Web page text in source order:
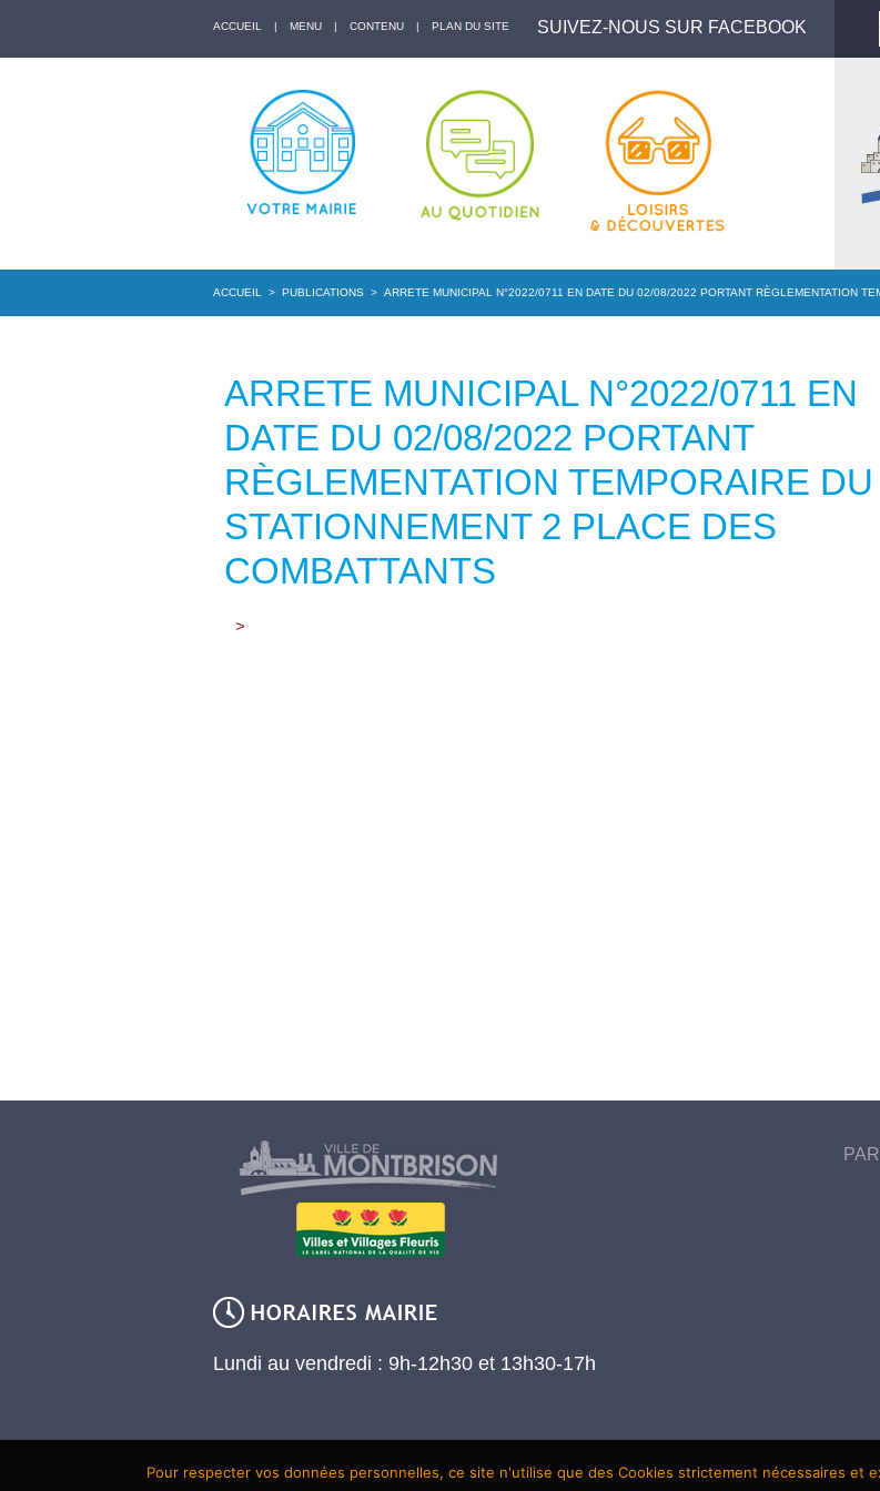
ACCUEIL | MENU | CONTENU | PLAN DU SITE SUIVEZ-NOUS SUR FACEBOOK
ACCUEIL > PUBLICATIONS > ARRETE MUNICIPAL N°2022/0711 EN DATE DU 02/08/2022 PORTANT RÈGLEMENTATION
ARRETE MUNICIPAL N°2022/0711 EN
DATE DU 02/08/2022 PORTANT
RÈGLEMENTATION TEMPORAIRE DU
STATIONNEMENT 2 PLACE DES
COMBATTANTS
>
Lundi au vendredi : 9h-12h30 et 13h30-17h
Pour respecter vos données personnelles, ce site n'utilise que des Cookies strictement nécessaires et